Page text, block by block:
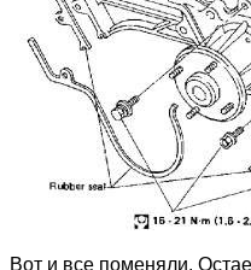
Вот и все поменяли.